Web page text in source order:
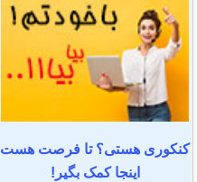
کنکوری هستی؟ تا فرصت هست
اینجا کمک بگیر!